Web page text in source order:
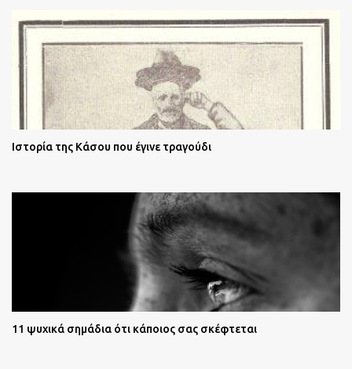
Ιστορία της Κάσου που έγινε τραγούδι
11 ψυχικά σημάδια ότι κάποιος σας σκέφτεται